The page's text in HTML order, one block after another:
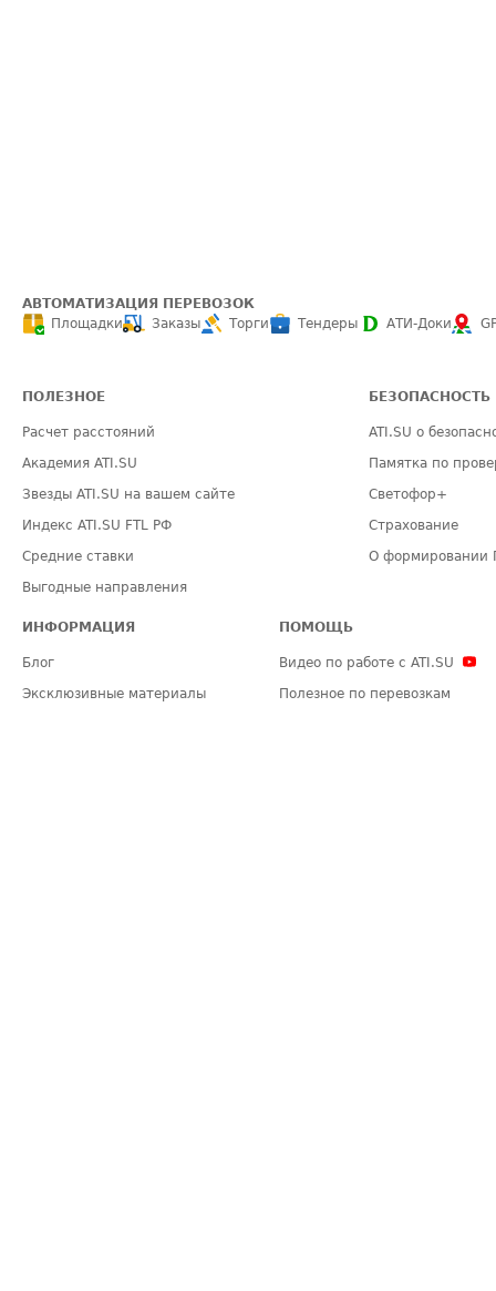
АВТОМАТИЗАЦИЯ ПЕРЕВОЗОК
Площадки
Заказы Торги Тендеры АТИ-Доки
ПОЛЕЗНОЕ
Расчет расстояний
Академия ATI.SU
Звезды ATI.SU на вашем сайте
Индекс ATI.SU FTL РФ
Средние ставки
Выгодные направления
БЕЗОПАСНОСТЬ
ATI.SU о
Памятка по
Светофор+
Страхование
О формировании
ИНФОРМАЦИЯ
Блог
Эксклюзивные материалы
ПОМОЩЬ
Видео по работе с ATI.SU
Полезное по перевозкам